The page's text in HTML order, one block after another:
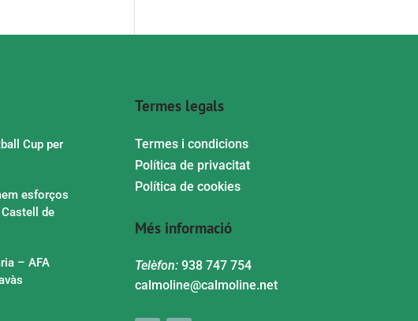
Cup per
esforços
de
– AFA
Termes legals
Termes i condicions
Política de privacitat
Política de cookies
Més informació
Telèfon: 938 747 754
calmoline@calmoline.net